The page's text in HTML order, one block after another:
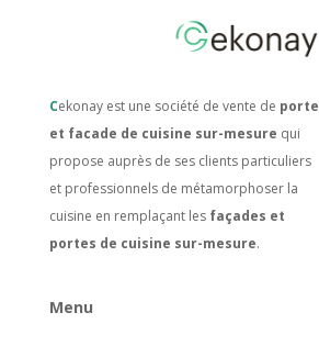
Cekonay est une société de vente de porte
et facade de cuisine sur-mesure qui
propose auprès de ses clients particuliers
et professionnels de métamorphoser la
cuisine en remplaçant les façades et
portes de cuisine sur-mesure.
Menu